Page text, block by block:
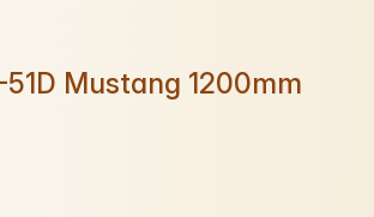
Mustang 1200mm